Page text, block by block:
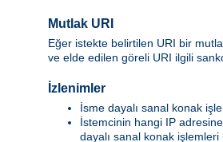
Mutlak URI
Eğer istekte belirtilen URI bir
ve elde edilen göreli URI ilgili
İzlenimler
İsme dayalı sanal konak
İstemcinin hangi IP adresine
dayalı sanal konak işlemleri